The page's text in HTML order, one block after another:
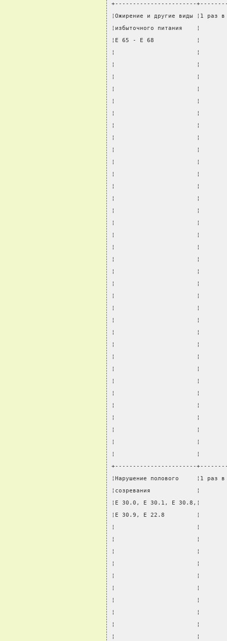
+-----------------------
¦Ожирение и другие виды ¦1
¦избыточного питания    ¦
¦E 65 - E 68            ¦
¦                       ¦
¦                       ¦
¦                       ¦
¦                       ¦
¦                       ¦
¦                       ¦
¦                       ¦
¦                       ¦
¦                       ¦
¦                       ¦
¦                       ¦
¦                       ¦
¦                       ¦
¦                       ¦
¦                       ¦
¦                       ¦
¦                       ¦
¦                       ¦
¦                       ¦
¦                       ¦
¦                       ¦
¦                       ¦
¦                       ¦
¦                       ¦
¦                       ¦
¦                       ¦
¦                       ¦
¦                       ¦
¦                       ¦
¦                       ¦
¦                       ¦
¦                       ¦
¦                       ¦
¦                       ¦
+-----------------------
¦Нарушение полового     ¦1 раз
¦созревания             ¦
¦E 30.0, E 30.1, E 30.8,¦
¦E 30.9, E 22.8         ¦
¦                       ¦
¦                       ¦
¦                       ¦
¦                       ¦
¦                       ¦
¦                       ¦
¦                       ¦
¦                       ¦
¦                       ¦
¦                       ¦